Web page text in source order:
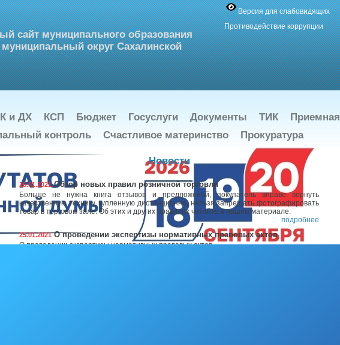
сайт муниципального образования
округ Сахалинской
Версия для слабовидящих
Противодействие коррупции
и ДХ КСП Бюджет Госуслуги Документы ТИК
Приемная
контроль Счастливое материнство Прокуратура
Новости
26.01.2021Обзор новых правил розничной торговли
Больше не нужна книга отзывов и предложений, покупатель вправе вернуть
качественную технику, купленную дистанционно, нельзя запрещать фотографировать
товар в торговом зале. Об этих и других правилах читайте в нашем материале.
подробнее
25.01.2021О проведении экспертизы нормативных правовых актов
О проведении экспертизы нормативных правовых актов